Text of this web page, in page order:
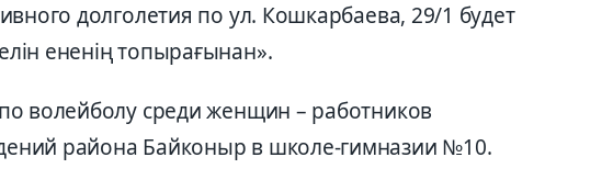
долголетия по ул. Кошкарбаева, 29/1 будет
ененің топырағынан».
волейболу среди женщин – работников
района Байконыр в школе-гимназии №10.